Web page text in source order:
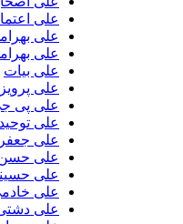
علی اعتماد
علی بهرامی
علی بهرامی صدر
علی بیات
علی پرویزی
علی پی جی
علی توحید
علی جعفری
علی حسن پور
علی حسینی
علی خادمی
علی دشتی